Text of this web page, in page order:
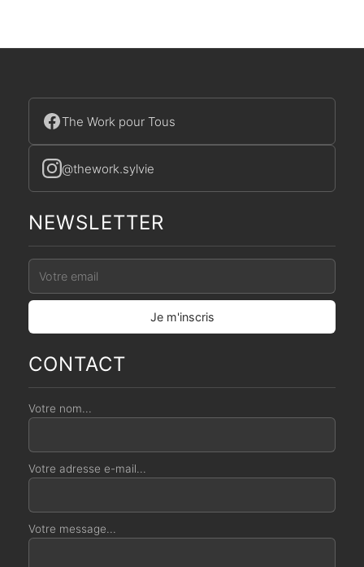
The Work pour Tous
@thework.sylvie
NEWSLETTER
CONTACT
Votre nom...
Votre adresse e-mail...
Votre message...